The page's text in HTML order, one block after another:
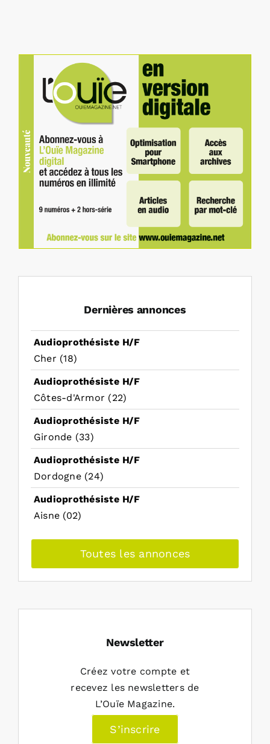
Dernières annonces
Audioprothésiste H/F
Cher (18)
Audioprothésiste H/F
Côtes-d'Armor (22)
Audioprothésiste H/F
Gironde (33)
Audioprothésiste H/F
Dordogne (24)
Audioprothésiste H/F
Aisne (02)
Toutes les annonces
Newsletter
Créez votre compte et
recevez les newsletters de
L’Ouïe Magazine.
S’inscrire